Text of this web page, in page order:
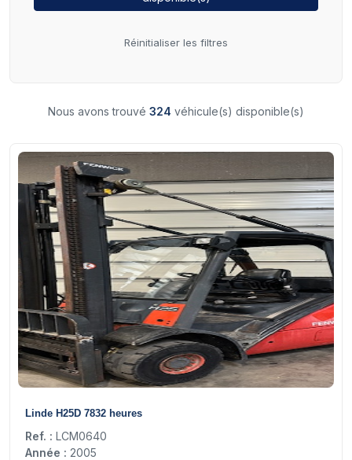
Réinitialiser les filtres
Nous avons trouvé 324 véhicule(s) disponible(s)
Linde H25D 7832 heures
Ref. : LCM0640
Année : 2005